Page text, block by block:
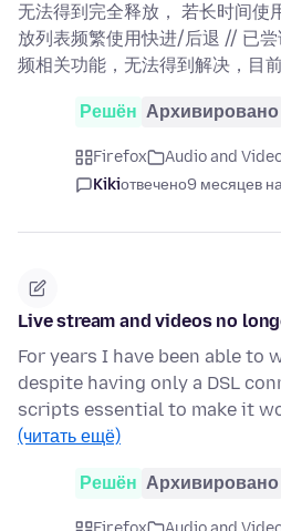
无法得到完全释放， 若长时间使
放列表频繁使用快进/后退 // 已
频相关功能，无法得到解决，目
Решён Архивировано
Firefox Audio and
Kikiотвечено9 месяцев
Live stream and videos no
For years I have been able to
despite having only a DSL
scripts essential to make it
(читать ещё)
Решён Архивировано